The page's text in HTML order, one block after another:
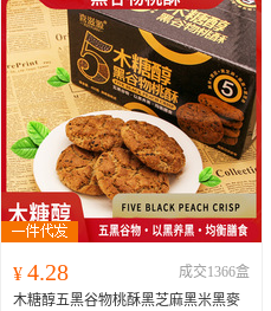
¥ 4.28
成交1366盒
木糖醇五黑谷物桃酥黑芝麻黑米黑麥